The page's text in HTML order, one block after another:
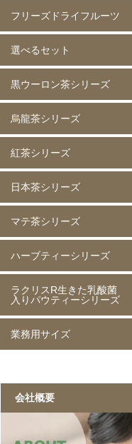
フリーズドライフルーツ
イチゴ(5mm)60g
イチゴ(5mm)200g
イチゴ(8mm)200g
フレーズホール50g
フレーズホール150g
イチゴスライス
バナナ60g
バナナ200g
マンゴー60g
マンゴー200g
ラズベリー60g
ラズベリー200g
黄桃60g
黄桃200g
コーン200g
選べるセット
選べる 2種類
黒ウーロン茶シリーズ
黒ウーロン茶 80g
黒ウーロン茶 250g
黒ウーロン茶 1kg
ジャスミンが香る
黒ウーロン茶 80g
ジャスミンが香る
黒ウーロン茶 250g
ジャスミンが香る
黒ウーロン茶 1kg
ピーチ黒ウーロン茶 80g
ピーチ黒ウーロン茶 250g
バニラ黒ウーロン茶 80g
アセロラ黒ウーロン茶 80g
烏龍茶シリーズ
烏龍茶 80g
烏龍茶 250g
烏龍茶 1kg
ピーチ烏龍茶 80g
カシス烏龍茶 80g
アップル烏龍茶 80g
マスカット烏龍茶 80g
紅茶シリーズ
ストレート紅茶 無糖 80g
ストレート紅茶 無糖 250g
ストレート紅茶 無糖 1kg
アールグレイ紅茶 80g
アールグレイ紅茶 250g
レモンティー 80g
レモンティー 250g
キャラメルティー 80g
キャラメルティー 250g
アップルティー 80g
アップルティー 250g
トロピカルティー 250g
ストロベリーティー 250g
日本茶シリーズ
緑茶 80g
緑茶 250g
緑茶 1kg
香りほうじ茶 80g
ほうじ茶 250g
香り麦茶 80g
麦茶 250g
香ばしい麦茶 1kg
抹茶入り玄米茶 80g
玄米茶 250g
マテ茶シリーズ
ローストマテ茶 80g
ローストマテ茶 250g
コーヒー風味マテ茶 80g
コーヒー風味マテ茶 250g
ミントマテ茶 80g
ミントマテ茶 250g
オレンジマテ茶 80g
レモンマテ茶 80g
ハーブティーシリーズ
ジャスミン茶 80g
ジャスミン茶 250g
ルイボスティー 50g
ルイボスティー 250g
ラクリスR生きた乳酸菌
入りパウティーシリーズ
ラクリスR生きた乳酸菌入り
緑茶 40g
ラクリスR生きた乳酸菌入り
黒烏龍茶 40g
ラクリスR生きた乳酸菌入り
ジャスミン茶 40g
ラクリスR生きた乳酸菌入り
ルイボスティー 40g
業務用サイズ
黒ウーロン茶 1kg
会社概要